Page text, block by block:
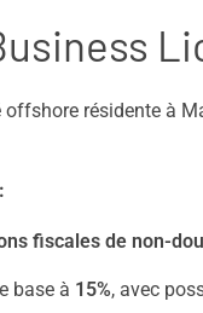
offshore résidente à
fiscales de non-
base à 15%, avec